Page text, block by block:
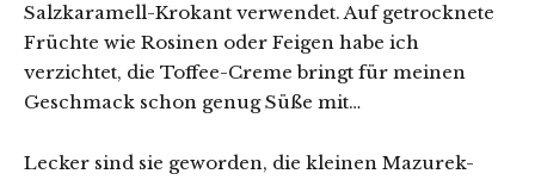
Salzkaramell-Krokant verwendet. Auf getrocknete
Früchte wie Rosinen oder Feigen habe ich
verzichtet, die Toffee-Creme bringt für meinen
Geschmack schon genug Süße mit…
Lecker sind sie geworden, die kleinen Mazurek-